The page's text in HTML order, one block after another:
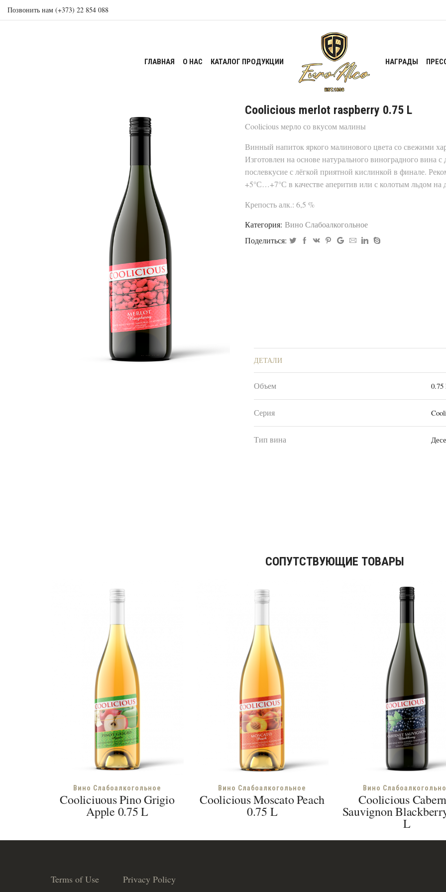
Позвонить нам (+373) 22 854 088
ГЛАВНАЯ О НАС КАТАЛОГ ПРОДУКЦИИ НАГРАДЫ
Coolicious merlot raspberry 0.75 L
Coolicious мерло со вкусом малины
Винный напиток яркого малинового цвета со свежими
Изготовлен на основе натурального виноградного вина
послевкусие с лёгкой приятной кислинкой в финале.
+5°С…+7°С в качестве аперитив или с колотым льдом на
Крепость алк.: 6,5 %
Категория: Вино Слабоалкогольное
Поделиться:
ДЕТАЛИ
Объем 0.75
Серия
Тип вина
СОПУТСТВУЮЩИЕ ТОВАРЫ
Вино Слабоалкогольное
Cooliciuous Pino Grigio
Apple 0.75 L
Вино Слабоалкогольное
Coolicious Moscato Peach
0.75 L
Вино
Coolicious
Sauvignon
L
Terms of Use Privacy Policy